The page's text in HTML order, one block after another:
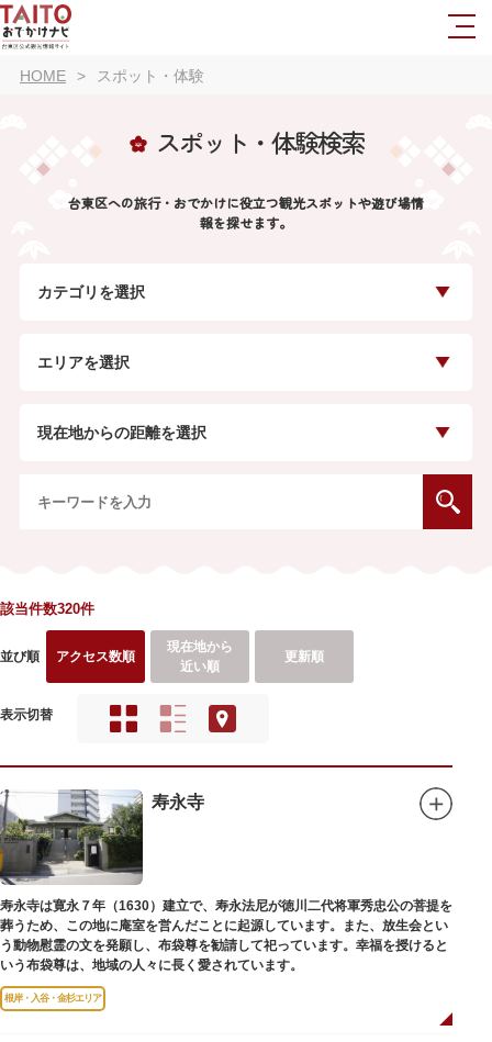
HOME スポット・体験
スポット・体験検索
台東区への旅行・おでかけに役立つ観光スポットや遊び場情
報を探せます。
カテゴリを選択
エリアを選択
現在地からの距離を選択
該当件数320件
並び順 アクセス数順
現在地から
近い順
更新順
表示切替
寿永寺
寿永寺は寛永７年（1630）建立で、寿永法尼が徳川二代将軍秀忠公の菩提を
葬うため、この地に庵室を営んだことに起源しています。また、放生会とい
う動物慰霊の文を発願し、布袋尊を勧請して祀っています。幸福を授けると
いう布袋尊は、地域の人々に長く愛されています。
根岸・入谷・金杉エリア